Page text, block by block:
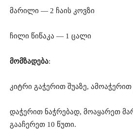
მარილი — 2 ჩაის კოვზი
ჩილი წიწაკა — 1 ცალი
მომზადება:
კიტრი გაჭერით შუაზე,
დაჭერით ნაჭრებად, მოაყარეთ
გააჩერეთ 10 წუთი.